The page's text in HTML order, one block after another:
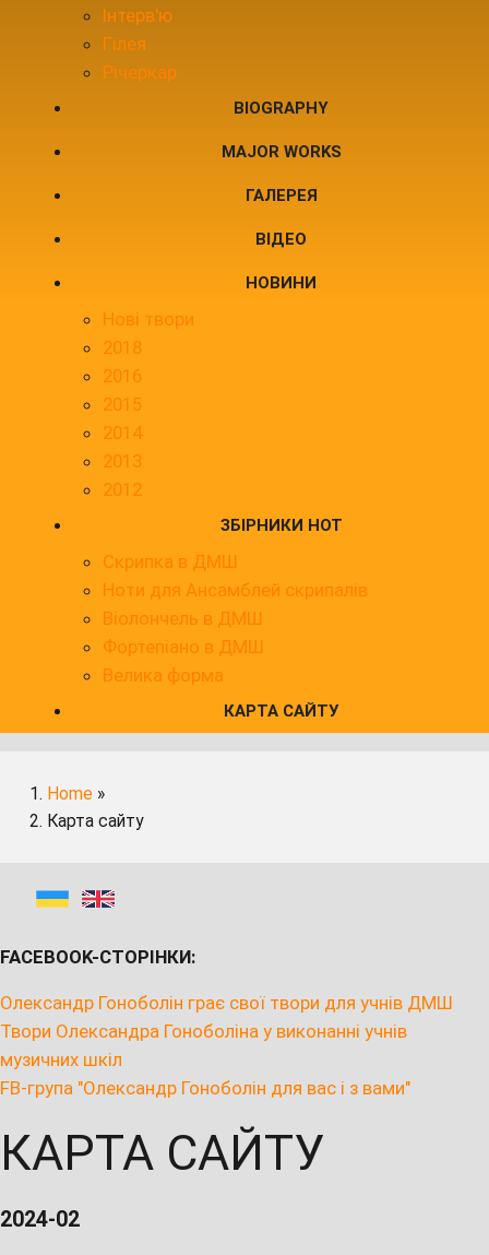
Інтерв'ю
Гілея
Річеркар
BIOGRAPHY
MAJOR WORKS
ГАЛЕРЕЯ
ВІДЕО
НОВИНИ
Нові твори
2018
2016
2015
2014
2013
2012
ЗБІРНИКИ НОТ
Скрипка в ДМШ
Ноти для Ансамблей скрипалів
Віолончель в ДМШ
Фортепіано в ДМШ
Велика форма
КАРТА САЙТУ
Home »
Карта сайту
FACEBOOK-СТОРІНКИ:
Олександр Гоноболін грає свої твори для учнів ДМШ
Твори Олександра Гоноболіна у виконанні учнів
музичних шкіл
FB-група "Олександр Гоноболін для вас і з вами"
КАРТА САЙТУ
2024-02